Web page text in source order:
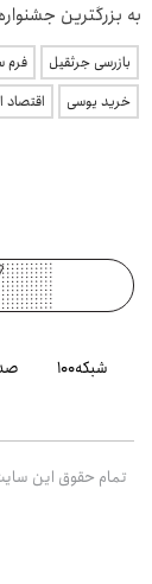
به بزرگترین جشنواره
بازرسی جرثقیل فرم
خرید یوسی
اقتصاد
شبکه۱۰۰
تمام حقوق این